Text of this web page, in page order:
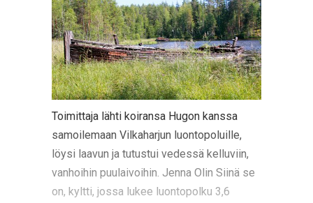
Toimittaja lähti koiransa Hugon kanssa
samoilemaan Vilkaharjun luontopoluille,
löysi laavun ja tutustui vedessä kelluviin,
vanhoihin puulaivoihin. Jenna Olin Siinä se
on, kyltti, jossa lukee luontopolku 3,6